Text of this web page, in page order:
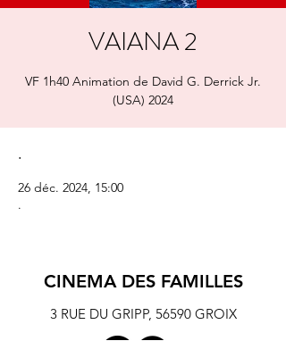
VAIANA 2
VF 1h40 Animation de David G. Derrick Jr.
(USA) 2024
.
26 déc. 2024, 15:00
.
CINEMA DES FAMILLES
3 RUE DU GRIPP, 56590 GROIX